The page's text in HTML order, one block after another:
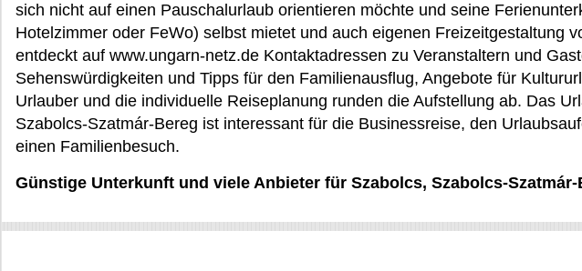
sich nicht auf einen Pauschalurlaub orientieren möchte und seine
Hotelzimmer oder FeWo) selbst mietet und auch eigenen Freizeitgestaltung
entdeckt auf www.ungarn-netz.de Kontaktadressen zu Veranstaltern und
Sehenswürdigkeiten und Tipps für den Familienausflug, Angebote für
Urlauber und die individuelle Reiseplanung runden die Aufstellung ab. Das
Szabolcs-Szatmár-Bereg ist interessant für die Businessreise, den
einen Familienbesuch.
Günstige Unterkunft und viele Anbieter für Szabolcs, Szabolcs-Szatmár-